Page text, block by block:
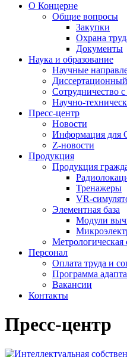
О Концерне
Общие вопросы
Закупки
Охрана
Документы
Наука и образование
Научные
Сотрудничество
Научно-
Пресс-центр
Новости
Информация
Z-новости
Продукция
Продукция
Тренажеры
VR-
Элементная база
Модули
Метрологическая
Персонал
Оплата труда и
Программа
Вакансии
Контакты
Пресс-центр